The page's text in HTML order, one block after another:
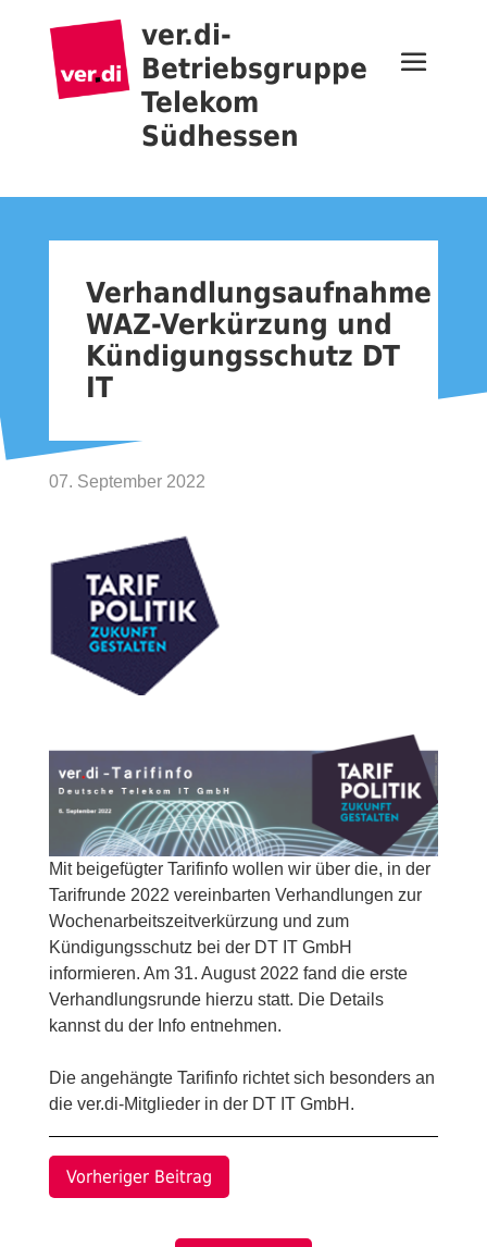
ver.di-
Betriebsgruppe
Telekom
Südhessen
Verhandlungsaufnahme
WAZ-Verkürzung und
Kündigungsschutz DT
IT
07. September 2022
Mit beigefügter Tarifinfo wollen wir über die, in der
Tarifrunde 2022 vereinbarten Verhandlungen zur
Wochenarbeitszeitverkürzung und zum
Kündigungsschutz bei der DT IT GmbH
informieren. Am 31. August 2022 fand die erste
Verhandlungsrunde hierzu statt. Die Details
kannst du der Info entnehmen.
Die angehängte Tarifinfo richtet sich besonders an
die ver.di-Mitglieder in der DT IT GmbH.
Vorheriger Beitrag